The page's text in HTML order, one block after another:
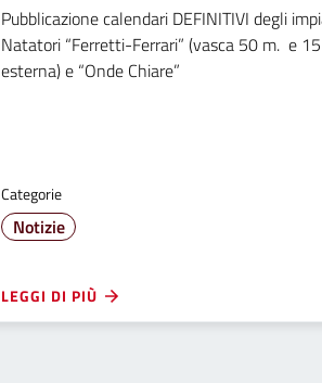
Pubblicazione calendari DEFINITIVI degli
Natatori “Ferretti-Ferrari” (vasca 50 m. e
esterna) e “Onde Chiare”
Categorie
Notizie
LEGGI DI PIÙ